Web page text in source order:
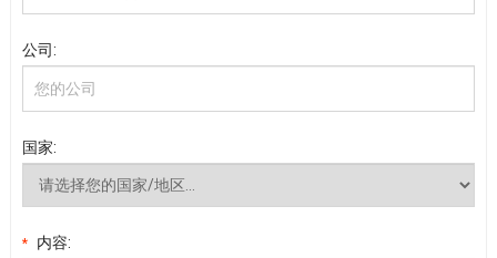
公司:
国家:
* 内容: